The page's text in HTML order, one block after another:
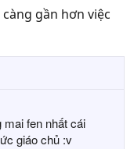
gần hơn việc
fen nhất cái
giáo chủ :v